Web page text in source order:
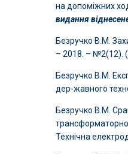
на допоміжних
видання
Безручко В.М.
– 2018. – №2(12). (
Безручко В.М.
дер-жавного
Безручко В.М.
Технічна